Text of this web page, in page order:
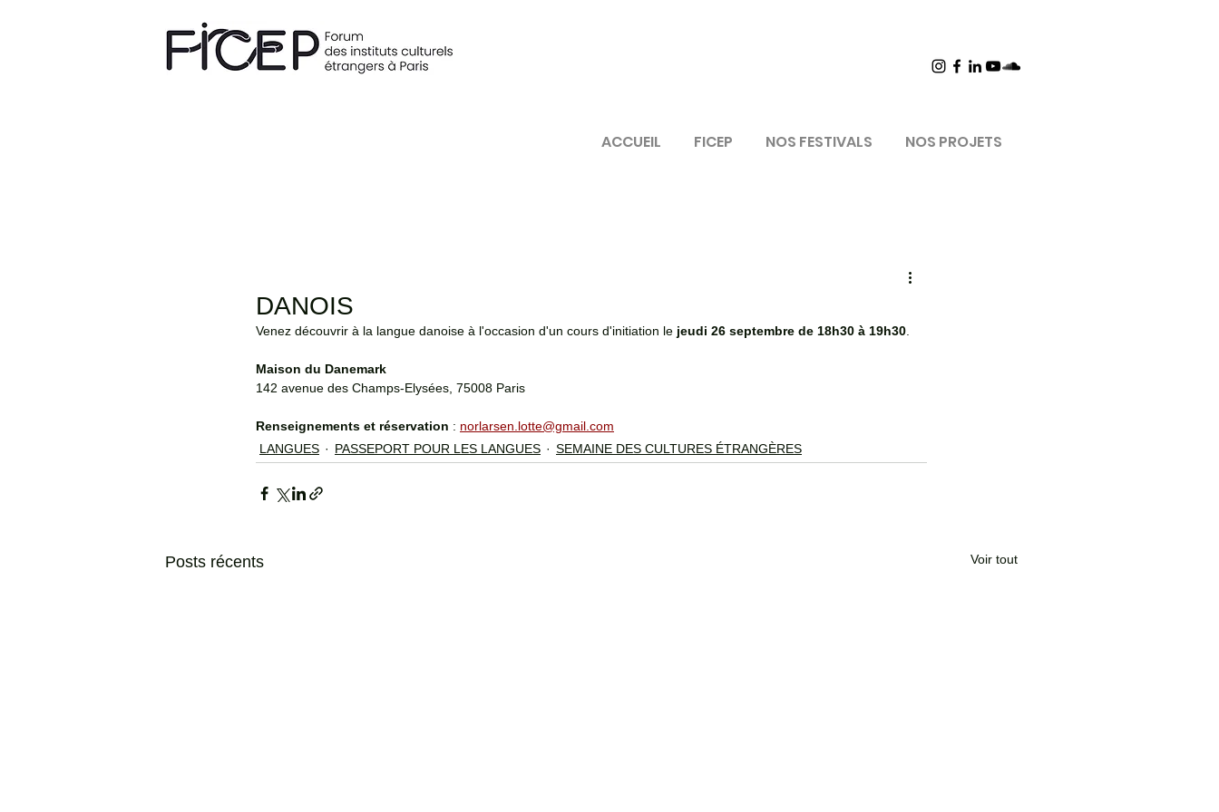
ACCUEIL FICEP NOS FESTIVALS NOS PROJETS
DANOIS
Venez découvrir à la langue danoise à l'occasion d'un cours d'initiation le jeudi 26 septembre de 18h30 à 19h30
Maison du Danemark
142 avenue des Champs-Elysées, 75008 Paris
Renseignements et réservation : norlarsen.lotte@gmail.com
LANGUES
PASSEPORT POUR LES LANGUES SEMAINE DES CULTURES ÉTRANGÈRES
Posts récents Voir tout